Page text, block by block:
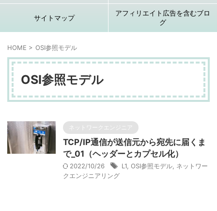
サイトマップ
アフィリエイト広告を含むブロ
グ
HOME > OSI参照モデル
OSI参照モデル
ネットワークエンジニア
TCP/IP通信が送信元から宛先に届くま
で_01（ヘッダーとカプセル化）
2022/10/26 L1 OSI参照モデル ネットワー
クエンジニアリング